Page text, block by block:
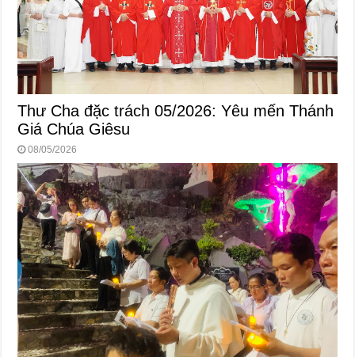
Thư Cha đặc trách 05/2026: Yêu mến Thánh
Giá Chúa Giêsu
08/05/2026